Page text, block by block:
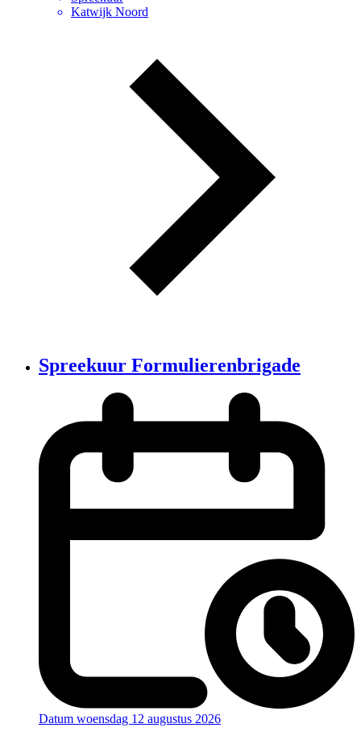
Katwijk Noord
Spreekuur Formulierenbrigade
Datum woensdag 12 augustus 2026